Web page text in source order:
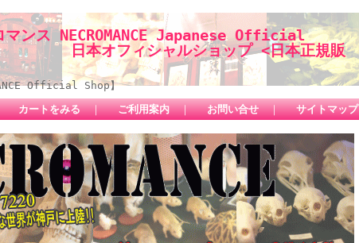
マンス NECROMANCE Japanese Official
日本オフィシャルショップ <日本正規販
Official Shop】
カートをみる ｜ ご利用案内 ｜ お問い合せ ｜ サイトマップ